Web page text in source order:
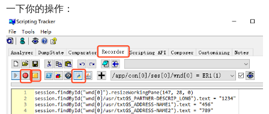
一下你的操作：